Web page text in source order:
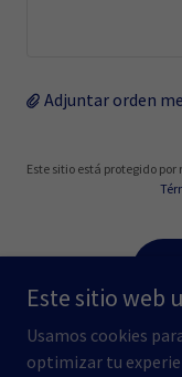
Adjuntar orden
Este sitio está protegido por
Este sitio web
Usamos cookies
optimizar tu